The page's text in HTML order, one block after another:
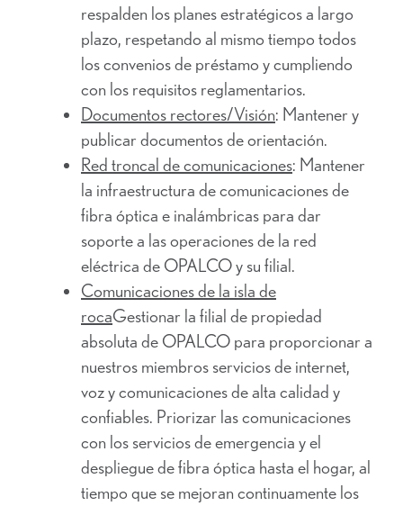
respalden los planes estratégicos a largo
plazo, respetando al mismo tiempo todos
los convenios de préstamo y cumpliendo
con los requisitos reglamentarios.
Documentos rectores/Visión: Mantener y
publicar documentos de orientación.
Red troncal de comunicaciones: Mantener
la infraestructura de comunicaciones de
fibra óptica e inalámbricas para dar
soporte a las operaciones de la red
eléctrica de OPALCO y su filial.
Comunicaciones de la isla de
rocaGestionar la filial de propiedad
absoluta de OPALCO para proporcionar a
nuestros miembros servicios de internet,
voz y comunicaciones de alta calidad y
confiables. Priorizar las comunicaciones
con los servicios de emergencia y el
despliegue de fibra óptica hasta el hogar, al
tiempo que se mejoran continuamente los